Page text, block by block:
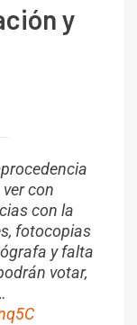
y
con
con la
fotocopias
y falta
votar,